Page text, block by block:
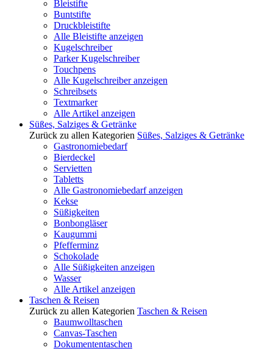
Bleistifte
Buntstifte
Druckbleistifte
Alle Bleistifte anzeigen
Kugelschreiber
Parker Kugelschreiber
Touchpens
Alle Kugelschreiber anzeigen
Schreibsets
Textmarker
Alle Artikel anzeigen
Süßes, Salziges & Getränke
Zurück zu allen Kategorien Süßes, Salziges & Getränke
Gastronomiebedarf
Bierdeckel
Servietten
Tabletts
Alle Gastronomiebedarf anzeigen
Kekse
Süßigkeiten
Bonbongläser
Kaugummi
Pfefferminz
Schokolade
Alle Süßigkeiten anzeigen
Wasser
Alle Artikel anzeigen
Taschen & Reisen
Zurück zu allen Kategorien Taschen & Reisen
Baumwolltaschen
Canvas-Taschen
Dokumententaschen